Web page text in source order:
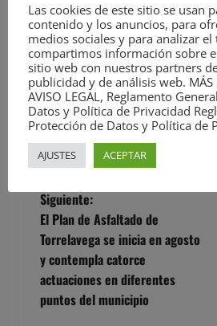
Facebook
Twitter
Compartir
N
a
v
e
g
a
c
Anterior:
Polanco celebrará sus fiestas
de San Pedro Advíncula en una
nueva ubicación y centradas en
Siguiente:
El Plan de Asfaltado de
Torrelavega se inicia en agosto
y contempla catorce
actuaciones en diferentes
puntos del municipio
Las cookies de este sitio se usan
contenido y los anuncios, para
medios sociales y para analizar el
compartimos información sobre
sitio web con nuestros partners
publicidad y de análisis web. MÁS
AVISO LEGAL, Reglamento
Datos y Política de Privacidad
Protección de Datos y Política de
AJUSTES ACEPTAR